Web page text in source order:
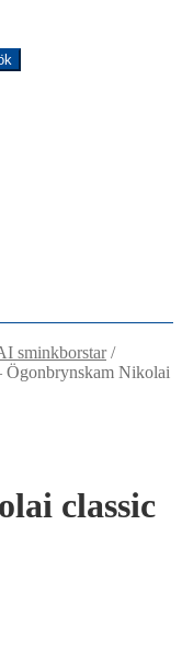
sminkborstar/
Ögonbrynskam Nikolai
classic